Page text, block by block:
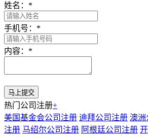
姓名： *
手机号： *
内容： *
热门公司注册+
美国基金会公司注册 迪拜公司注册 澳洲
注册 马绍尔公司注册 阿根廷公司注册